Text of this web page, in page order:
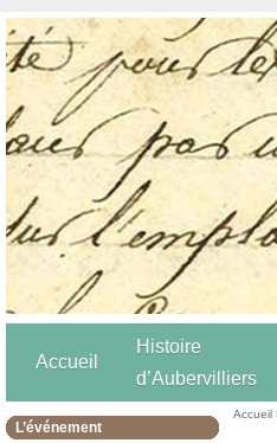
Accueil
Histoire
d’Aubervilliers
L’événement
Accueil